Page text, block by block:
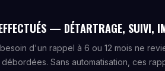
— DÉTARTRAGE, SUIVI,
d'un rappel à 6 ou 12 mois ne
Sans automatisation, ces